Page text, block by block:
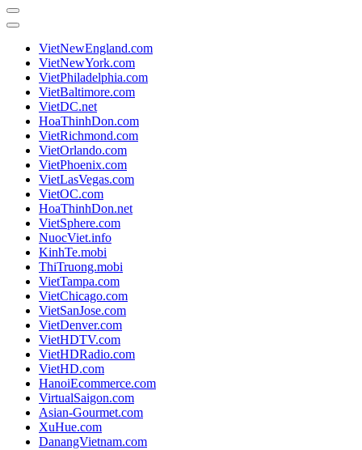
VietNewEngland.com
VietNewYork.com
VietPhiladelphia.com
VietBaltimore.com
VietDC.net
HoaThinhDon.com
VietRichmond.com
VietOrlando.com
VietPhoenix.com
VietLasVegas.com
VietOC.com
HoaThinhDon.net
VietSphere.com
NuocViet.info
KinhTe.mobi
ThiTruong.mobi
VietTampa.com
VietChicago.com
VietSanJose.com
VietDenver.com
VietHDTV.com
VietHDRadio.com
VietHD.com
HanoiEcommerce.com
VirtualSaigon.com
Asian-Gourmet.com
XuHue.com
DanangVietnam.com